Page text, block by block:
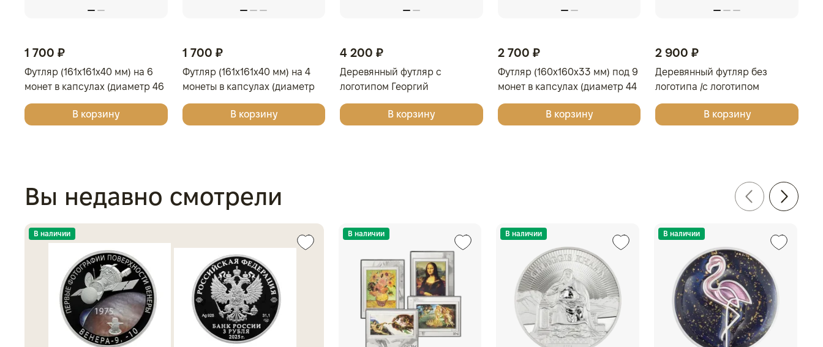
1 700 ₽
Футляр (161x161x40 мм) на 6
монет в капсулах (диаметр 46
мм), тёмно-синий
В корзину
1 700 ₽
Футляр (161x161x40 мм) на 4
монеты в капсулах (диаметр
46 мм), светло-бордовый
В корзину
4 200 ₽
Деревянный футляр с
логотипом Георгий
Победоносец для 4 монет в
В корзину
2 700 ₽
Футляр (160x160x33 мм) под 9
монет в капсулах (диаметр 44
мм), светло-бордовый
В корзину
2 900 ₽
Деревянный футляр без
логотипа /с логотипом
Золотая Плата/Сеятель/
Георгий Победоносец для
В корзину
Вы недавно смотрели
В наличии В наличии В наличии В наличии